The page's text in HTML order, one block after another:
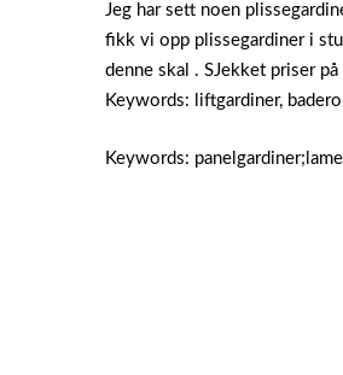
Jeg har sett noen
fikk vi opp plissegardiner i
denne skal . SJekket priser
Keywords: liftgardiner,
Keywords: